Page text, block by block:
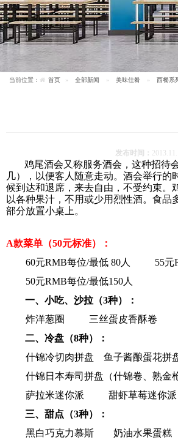
当前位置： 首页 全部新闻 美味佳肴 西餐系
发布时间：
鸡尾酒会又称服务酒会，这种招待
几），以便客人随意走动。酒会举行
候到达和退席，来去自由，不受约束。
以各种果汁，不用或少用烈性酒。食
部分放置小桌上。
A款菜单（50元标准）：
60元RMB每位/最低 80人 55元
50元RMB每位/最低150人
一、小吃、沙拉（3种）：
炸洋葱圈
三丝蛋皮香酥卷
二、冷盘（8种）：
什锦冷切肉拼盘
鱼子酱酿蛋花拼
什锦日本寿司拼盘（什锦卷、熟金
萨拉米迷你派
甜虾草莓迷你派
三、甜点（3种）：
黑白巧克力慕斯
奶油水果蛋糕